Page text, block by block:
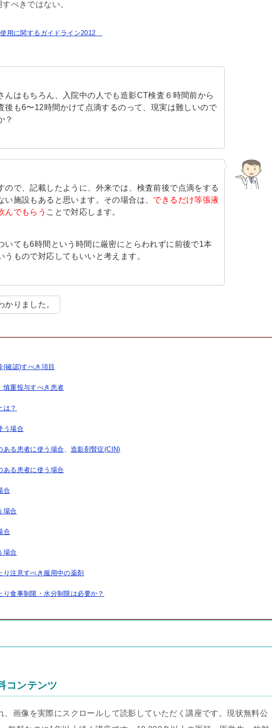
べきではない。
用に関するガイドライン2012
んはもちろん、入院中の人でも造影CT検査６時間前から
後も6〜12時間かけて点滴するのって、現実は難しいので
？
ので、記載したように、外来では、検査前後で点滴をする
い施設もあると思います。その場合は、 できるだけ等張液
んでもらう ことで対応します。
いても6時間という時間に厳密にとらわれずに前後で1本
うもので対応してもいいと考えます。
かりました。
確認)すべき項目
慎重投与すべき患者
は？
う場合
ある患者に使う場合、 造影剤腎症(CIN)
ある患者に使う場合
合
場合
合
場合
注意すべき服用中の薬剤
食事制限・水分制限は必要か？
コンテンツ
、画像を実際にスクロールして読影していただく講座です。現状無料公